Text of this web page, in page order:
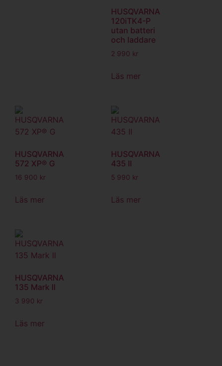
HUSQVARNA
120iTK4-P
utan batteri
och laddare
2 990 kr
Läs mer
HUSQVARNA
572 XP® G
16 900 kr
Läs mer
HUSQVARNA
435 II
5 990 kr
Läs mer
HUSQVARNA
135 Mark II
3 990 kr
Läs mer